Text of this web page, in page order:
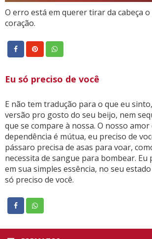
O erro está em querer tirar da cabeça
coração.
Eu só preciso de você
E não tem tradução para o que eu
versão pro gosto do seu beijo, nem
que se compare à nossa. O nosso
dependência é mútua, eu preciso de
pássaro precisa de asas para voar,
necessita de sangue para bombear. Eu
em sua simples essência, no seu
só preciso de você.